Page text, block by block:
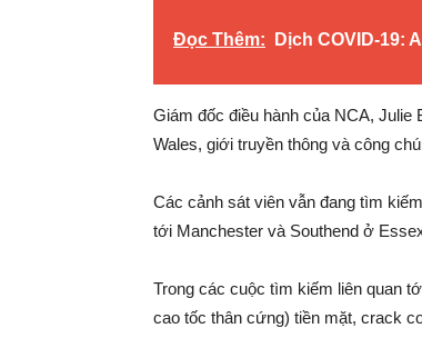
Đọc Thêm: Dịch COVID-19:
Giám đốc điều hành của NCA, Julie
Wales, giới truyền thông và công
Các cảnh sát viên vẫn đang tìm
tới Manchester và Southend ở
Trong các cuộc tìm kiếm liên quan
cao tốc thân cứng) tiền mặt, crack